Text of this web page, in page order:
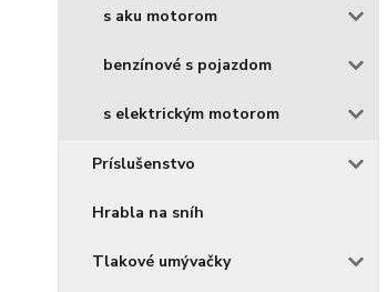
s aku motorom
benzínové s pojazdom
s elektrickým motorom
Príslušenstvo
Hrabla na sníh
Tlakové umývačky